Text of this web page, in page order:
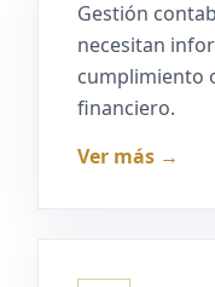
Gestión
necesitan
cumplimiento
financiero.
Ver más →